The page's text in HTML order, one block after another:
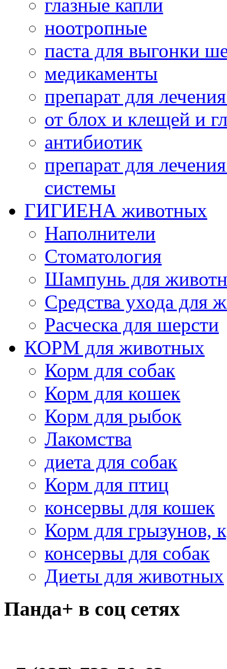
глазные капли
ноотропные
паста для выгонки
медикаменты
препарат для
от блох и клещей и
антибиотик
препарат для
системы
ГИГИЕНА животных
Наполнители
Cтоматология
Шампунь для
Cредства ухода для
Расческа для шерсти
КОРМ для животных
Корм для собак
Корм для кошек
Корм для рыбок
Лакомства
диета для собак
Корм для птиц
консервы для кошек
Корм для грызунов,
консервы для собак
Диеты для животных
Панда+ в соц сетях